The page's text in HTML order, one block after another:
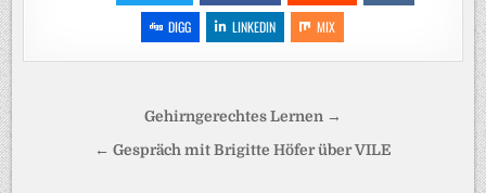
DIGG
LINKEDIN MIX
Beitragsnavigation
Gehirngerechtes Lernen →
← Gespräch mit Brigitte Höfer über VILE